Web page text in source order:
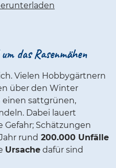
das Rasenmähen
Vielen Hobbygärtnern
über den Winter
einen sattgrünen,
Dabei lauert
Gefahr; Schätzungen
rund 200.000 Unfälle
Ursache dafür sind